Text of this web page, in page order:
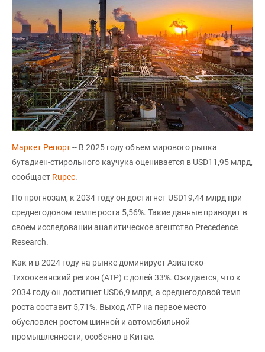
Маркет Репорт-- В 2025 году объем мирового рынка
бутадиен-стирольного каучука оценивается в USD11,95 млрд,
сообщает Rupec.
По прогнозам, к 2034 году он достигнет USD19,44 млрд при
среднегодовом темпе роста 5,56%. Такие данные приводит в
своем исследовании аналитическое агентство Precedence
Research.
Как и в 2024 году на рынке доминирует Азиатско-
Тихоокеанский регион (АТР) с долей 33%. Ожидается, что к
2034 году он достигнет USD6,9 млрд, а среднегодовой темп
роста составит 5,71%. Выход АТР на первое место
обусловлен ростом шинной и автомобильной
промышленности, особенно в Китае.